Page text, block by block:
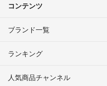
コンテンツ
ブランド一覧
ランキング
人気商品チャンネル